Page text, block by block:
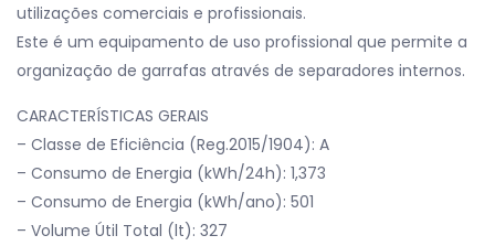
utilizações comerciais e profissionais.
Este é um equipamento de uso profissional que permite a
organização de garrafas através de separadores internos.
CARACTERÍSTICAS GERAIS
– Classe de Eficiência (Reg.2015/1904): A
– Consumo de Energia (kWh/24h): 1,373
– Consumo de Energia (kWh/ano): 501
– Volume Útil Total (lt): 327